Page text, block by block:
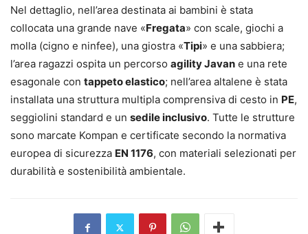
Nel dettaglio, nell’area destinata ai bambini è stata
collocata una grande nave «Fregata» con scale, giochi a
molla (cigno e ninfee), una giostra «Tipi» e una sabbiera;
l’area ragazzi ospita un percorso agility Javan e una rete
esagonale con tappeto elastico; nell’area altalene è stata
installata una struttura multipla comprensiva di cesto in PE,
seggiolini standard e un sedile inclusivo. Tutte le strutture
sono marcate Kompan e certificate secondo la normativa
europea di sicurezza EN 1176, con materiali selezionati per
durabilità e sostenibilità ambientale.